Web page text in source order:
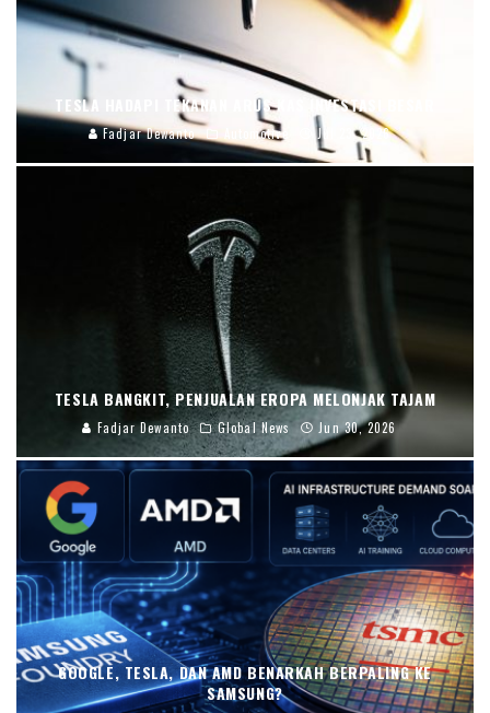
TESLA HADAPI TEKANAN ARUS KAS INVESTASI BESAR
Fadjar Dewanto Automotive Jul 23, 2026
TESLA BANGKIT, PENJUALAN EROPA MELONJAK TAJAM
Fadjar Dewanto Global News Jun 30, 2026
GOOGLE, TESLA, DAN AMD BENARKAH BERPALING KE
SAMSUNG?